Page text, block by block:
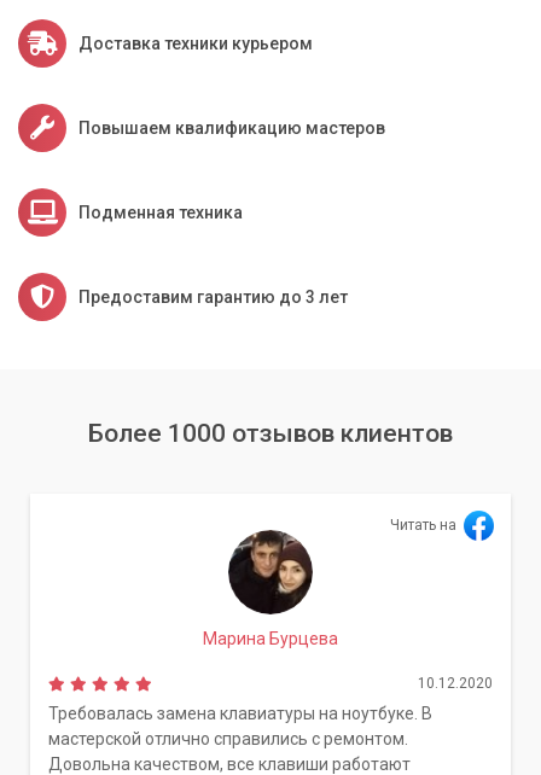
деньги.
профессиональной диагностикой вашего компьютера
перед апгрейдом. Мы поможем вам сделать правильный
вашего обновленного ПК.
Доставка техники курьером
Повышаем квалификацию мастеров
Подменная техника
Предоставим гарантию до 3 лет
Более 1000 отзывов клиентов
Читать на
Марина Бурцева
10.12.2020
Требовалась замена клавиатуры на ноутбуке. В
мастерской отлично справились с ремонтом.
Довольна качеством, все клавиши работают